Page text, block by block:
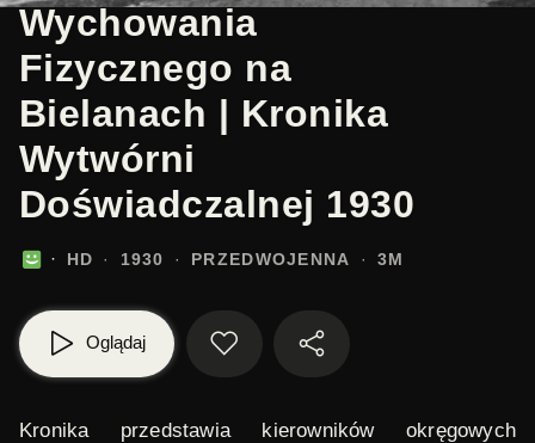
Wychowania
Fizycznego na
Bielanach | Kronika
Wytwórni
Doświadczalnej 1930
HD 1930 PRZEDWOJENNA 3M
Oglądaj
Kronika przedstawia kierowników okręgowych